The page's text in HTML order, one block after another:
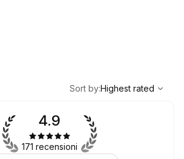
Highest rated
Sort by:Highest rated
4.9
171 recensioni